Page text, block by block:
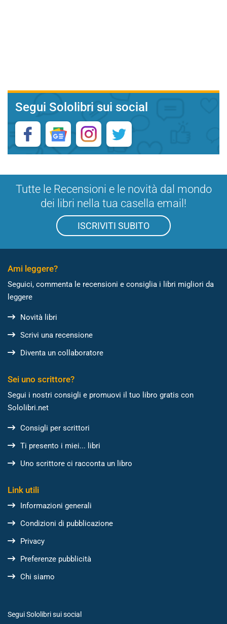
Segui Sololibri sui social
Tutte le Recensioni e le novità dal mondo
dei libri nella tua casella email!
ISCRIVITI SUBITO
Ami leggere?
Seguici, commenta le recensioni e consiglia i libri migliori da
leggere
Novità libri
Scrivi una recensione
Diventa un collaboratore
Sei uno scrittore?
Segui i nostri consigli e promuovi il tuo libro gratis con
Sololibri.net
Consigli per scrittori
Ti presento i miei... libri
Uno scrittore ci racconta un libro
Link utili
Informazioni generali
Condizioni di pubblicazione
Privacy
Preferenze pubblicità
Chi siamo
Segui Sololibri sui social